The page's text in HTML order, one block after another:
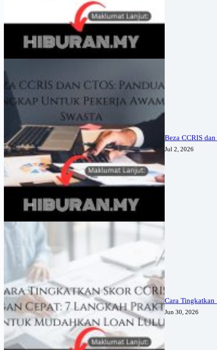
Beza CCRIS
Jul 2, 2026
Cara
Jun 30, 2026